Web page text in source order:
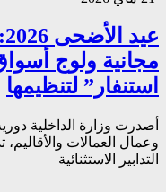
مجانية ولوج
استنفار” لتنظيمها
أصدرت وزارة الداخلية
وعمال العمالات
التدابير الاستثنائية